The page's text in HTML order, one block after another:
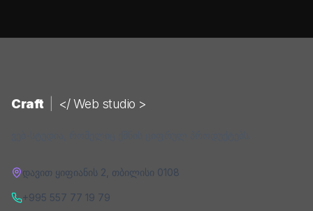
Craft </ Web studio >
დავით ყიფიანის 2 თბილისი 0108
+995 557 77 19 79